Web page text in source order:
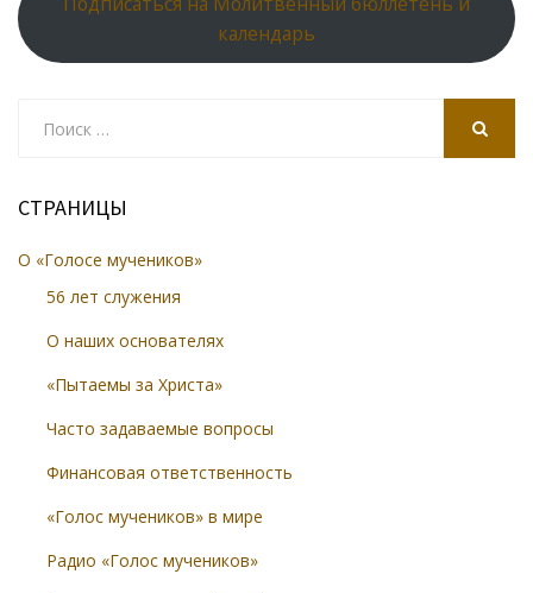
календарь
СТРАНИЦЫ
О «Голосе мучеников»
56 лет служения
О наших основателях
«Пытаемы за Христа»
Часто задаваемые вопросы
Финансовая ответственность
«Голос мучеников» в мире
Радио «Голос мучеников»